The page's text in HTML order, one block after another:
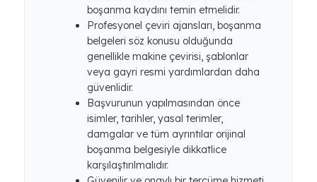
boşanma kaydını temin etmelidir.
Profesyonel çeviri ajansları, boşanma
belgeleri söz konusu olduğunda
genellikle makine çevirisi, şablonlar
veya gayri resmi yardımlardan daha
güvenlidir.
Başvurunun yapılmasından önce
isimler, tarihler, yasal terimler,
damgalar ve tüm ayrıntılar orijinal
boşanma belgesiyle dikkatlice
karşılaştırılmalıdır.